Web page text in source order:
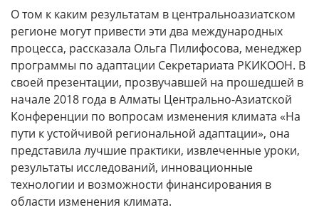
О том к каким результатам в центральноазиатском
регионе могут привести эти два международных
процесса, рассказала Ольга Пилифосова, менеджер
программы по адаптации Секретариата РКИКООН. В
своей презентации, прозвучавшей на прошедшей в
начале 2018 года в Алматы Центрально-Азиатской
Конференции по вопросам изменения климата «На
пути к устойчивой региональной адаптации», она
представила лучшие практики, извлеченные уроки,
результаты исследований, инновационные
технологии и возможности финансирования в
области изменения климата.